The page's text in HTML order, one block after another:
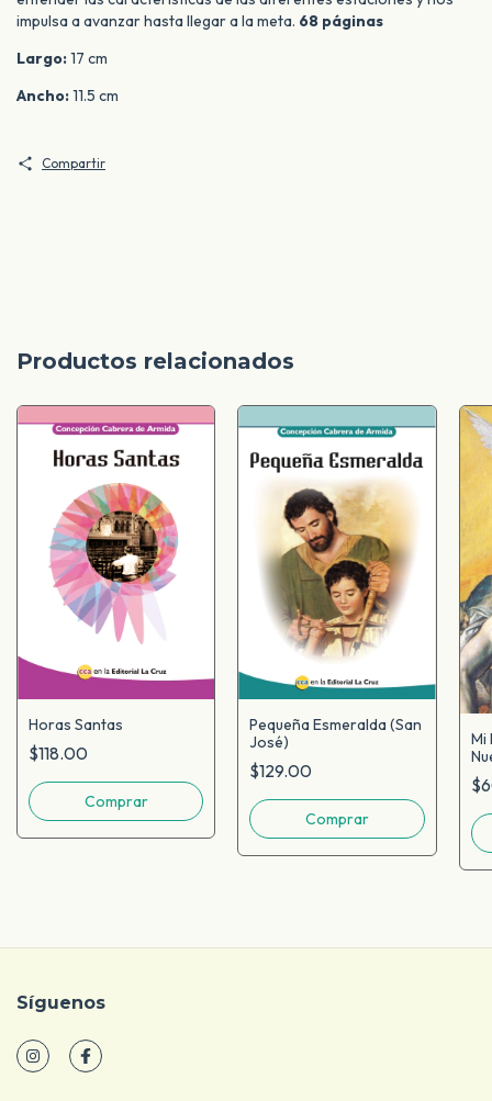
impulsa a avanzar hasta llegar a la meta. 68 páginas
Largo:17 cm
Ancho:11.5 cm
Compartir
Productos relacionados
Horas Santas
$118.00
Pequeña Esmeralda (San
José)
$129.00
Mi
Síguenos